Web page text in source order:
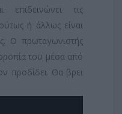
τις
ή άλλως είναι
Ο πρωταγωνιστής
του μέσα από
προδίδει. Θα βρει